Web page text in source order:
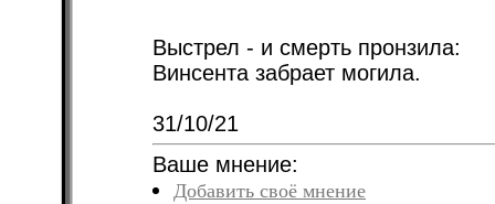
Выстрел - и смерть пронзила:
Винсента забрает могила.
31/10/21
Ваше мнение:
Добавить своё мнение